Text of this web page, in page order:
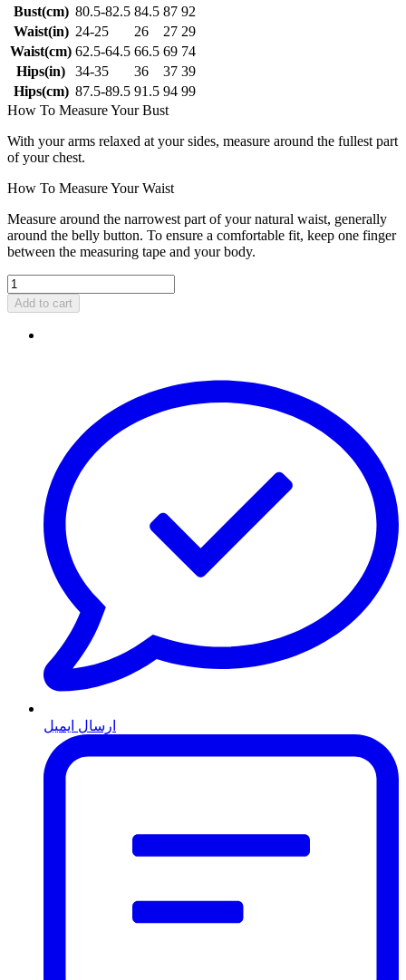
Bust(cm) 80.5-82.5 84.5 87 92
Waist(in) 24-25 26 27 29
Waist(cm) 62.5-64.5 66.5 69 74
Hips(in)
34-35 36 37 39
Hips(cm) 87.5-89.5 91.5 94 99
How To Measure Your Bust
With your arms relaxed at your sides, measure around the fullest part
of your chest.
How To Measure Your Waist
Measure around the narrowest part of your natural waist, generally
around the belly button. To ensure a comfortable fit, keep one finger
between the measuring tape and your body.
Add to cart
ارسال ایمیل